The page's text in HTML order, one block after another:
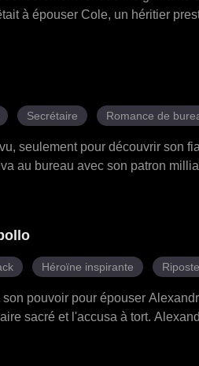
à épouser Cole, un héritier
Secrétaire Romance de
seulement pour découvrir son
au bureau avec son patron
Laura, et détruisit les
bureau, Roman se mit à genoux,
Héroïne inspirante
pouvoir pour épouser
sacré et l'accusa à tort.